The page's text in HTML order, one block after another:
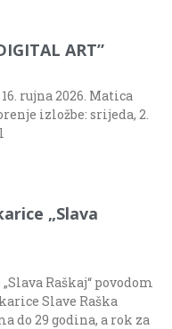
ART”
16. rujna 2026. Matica
izložbe: srijeda, 2.
„Slava
Raškaj“ povodom
Slave Raška
do 29 godina, a rok za